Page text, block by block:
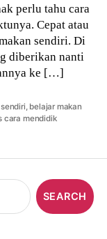
perlu tahu cara
Cepat atau
sendiri. Di
diberikan nanti
ke […]
, belajar makan
cara mendidik